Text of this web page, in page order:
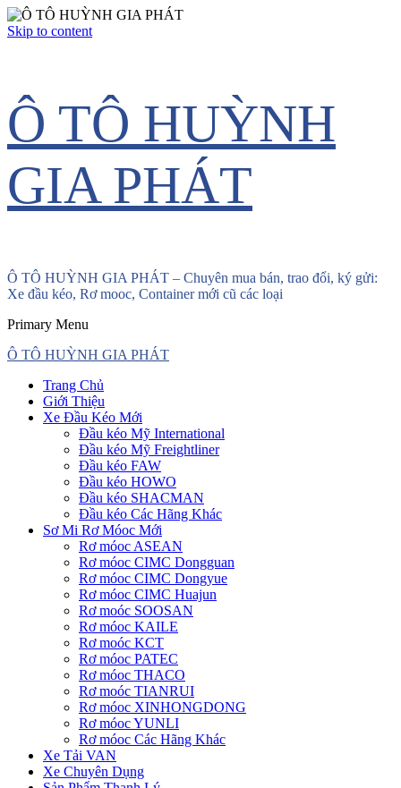
Skip to content
Ô TÔ HUỲNH
GIA PHÁT
Ô TÔ HUỲNH GIA PHÁT – Chuyên mua bán, trao đổi, ký gửi:
Xe đầu kéo, Rơ mooc, Container mới cũ các loại
Primary Menu
Ô TÔ HUỲNH GIA PHÁT
Trang Chủ
Giới Thiệu
Xe Đầu Kéo Mới
Đầu kéo Mỹ International
Đầu kéo Mỹ Freightliner
Đầu kéo FAW
Đầu kéo HOWO
Đầu kéo SHACMAN
Đầu kéo Các Hãng Khác
Sơ Mi Rơ Móoc Mới
Rơ móoc ASEAN
Rơ móoc CIMC Dongguan
Rơ móoc CIMC Dongyue
Rơ móoc CIMC Huajun
Rơ moóc SOOSAN
Rơ móoc KAILE
Rơ moóc KCT
Rơ móoc PATEC
Rơ móoc THACO
Rơ moóc TIANRUI
Rơ móoc XINHONGDONG
Rơ móoc YUNLI
Rơ móoc Các Hãng Khác
Xe Tải VAN
Xe Chuyên Dụng